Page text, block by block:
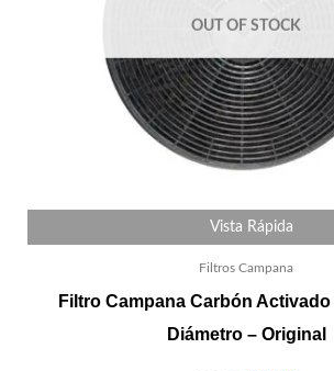
OUT OF STOCK
Vista Rápida
Filtros Campana
Filtro Campana Carbón Activado
Diámetro – Original